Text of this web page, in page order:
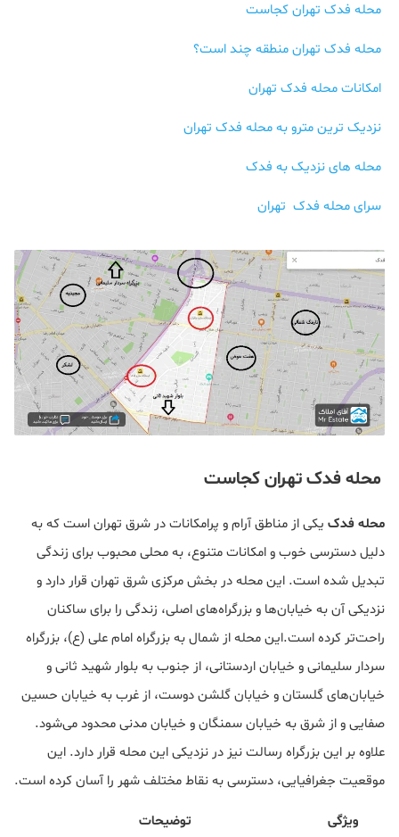
محله فدک تهران کجاست
محله فدک تهران منطقه چند است؟
امکانات محله فدک تهران
نزدیک ترین مترو به محله فدک تهران
محله های نزدیک به فدک
سرای محله فدک تهران
محله فدک تهران کجاست
محله فدک یکی از مناطق آرام و پرامکانات در شرق تهران است که به
دلیل دسترسی خوب و امکانات متنوع، به محلی محبوب برای زندگی
تبدیل شده است. این محله در بخش مرکزی شرق تهران قرار دارد و
نزدیکی آن به خیابان‌ها و بزرگراه‌های اصلی، زندگی را برای ساکنان
راحت‌تر کرده است.این محله از شمال به بزرگراه امام علی (ع)، بزرگراه
سردار سلیمانی و خیابان اردستانی، از جنوب به بلوار شهید ثانی و
خیابان‌های گلستان و خیابان گلشن دوست، از غرب به خیابان حسین
صفایی و از شرق به خیابان سمنگان و خیابان مدنی محدود می‌شود.
علاوه بر این بزرگراه رسالت نیز در نزدیکی این محله قرار دارد. این
موقعیت جغرافیایی، دسترسی به نقاط مختلف شهر را آسان کرده است.
ویژگی
توضیحات